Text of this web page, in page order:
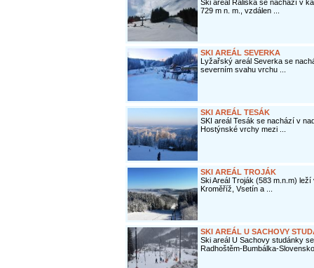
Ski areál Rališka se nachází v
729 m n. m., vzdálen ...
SKI AREÁL SEVERKA
Lyžařský areál Severka se
severním svahu vrchu ...
SKI AREÁL TESÁK
SKI areál Tesák se nachází v
Hostýnské vrchy mezi ...
SKI AREÁL TROJÁK
Ski Areál Troják (583 m.n.m)
Kroměříž, Vsetín a ...
SKI AREÁL U SACHOVY
Ski areál U Sachovy studánky
Radhoštěm-Bumbálka-